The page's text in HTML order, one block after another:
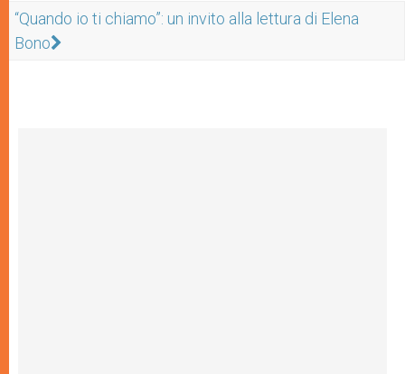
“Quando io ti chiamo”: un invito alla lettura di Elena
Bono